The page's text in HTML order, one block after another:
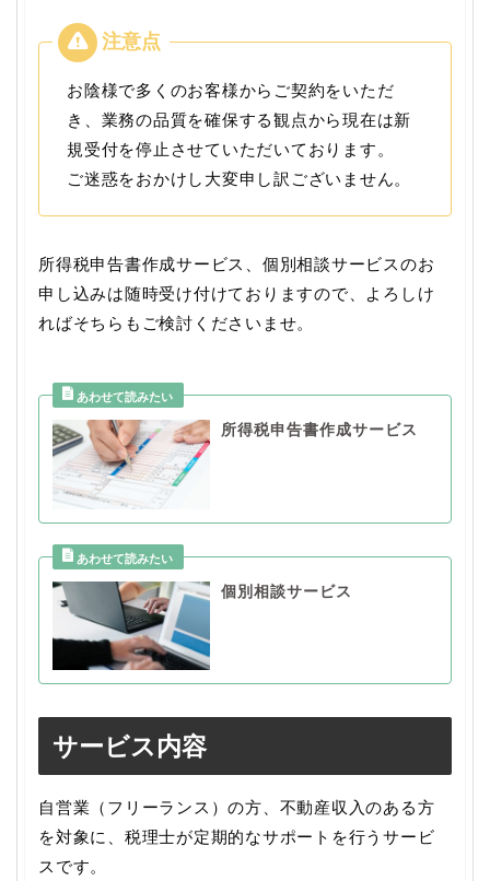
お陰様で多くのお客様からご契約をいただ
き、業務の品質を確保する観点から現在は新
規受付を停止させていただいております。
ご迷惑をおかけし大変申し訳ございません。
所得税申告書作成サービス、個別相談サービスのお
申し込みは随時受け付けておりますので、よろしけ
ればそちらもご検討くださいませ。
所得税申告書作成サービス
個別相談サービス
サービス内容
自営業（フリーランス）の方、不動産収入のある方
を対象に、税理士が定期的なサポートを行うサービ
スです。